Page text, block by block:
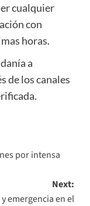
cualquier
con
horas.
a
de los canales
por intensa
Next:
emergencia en el